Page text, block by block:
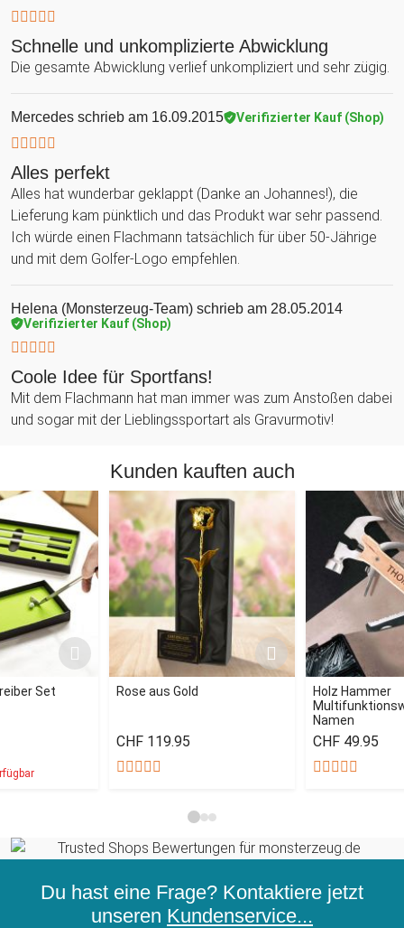
Schnelle und unkomplizierte Abwicklung
Die gesamte Abwicklung verlief unkompliziert und sehr zügig.
Mercedes schrieb am 16.09.2015 Verifizierter Kauf (Shop)
Alles perfekt
Alles hat wunderbar geklappt (Danke an Johannes!), die
Lieferung kam pünktlich und das Produkt war sehr passend.
Ich würde einen Flachmann tatsächlich für über 50-Jährige
und mit dem Golfer-Logo empfehlen.
Helena (Monsterzeug-Team) schrieb am 28.05.2014
Verifizierter Kauf (Shop)
Coole Idee für Sportfans!
Mit dem Flachmann hat man immer was zum Anstoßen dabei
und sogar mit der Lieblingssportart als Gravurmotiv!
Kunden kauften auch
Set Rose aus Gold
CHF 119.95
Holz Hammer
Namen
CHF 49.95
Du hast eine Frage? Kontaktiere jetzt
unseren Kundenservice...